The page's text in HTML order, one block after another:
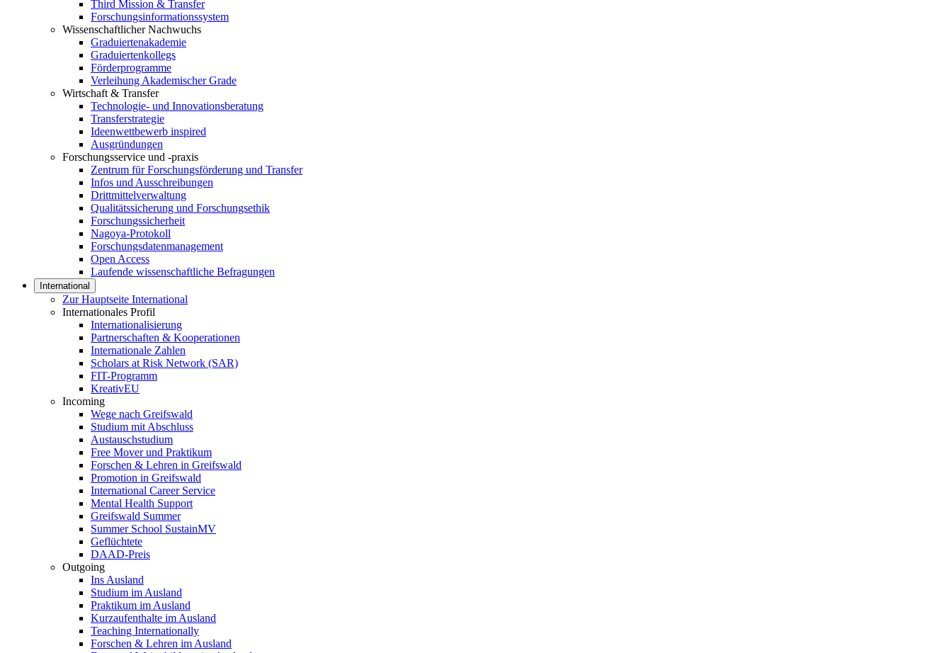
Third Mission & Transfer
Forschungsinformationssystem
Wissenschaftlicher Nachwuchs
Graduiertenakademie
Graduiertenkollegs
Förderprogramme
Verleihung Akademischer Grade
Wirtschaft & Transfer
Technologie- und Innovationsberatung
Transferstrategie
Ideenwettbewerb inspired
Ausgründungen
Forschungsservice und -praxis
Zentrum für Forschungsförderung und Transfer
Infos und Ausschreibungen
Drittmittelverwaltung
Qualitätssicherung und Forschungsethik
Forschungssicherheit
Nagoya-Protokoll
Forschungsdatenmanagement
Open Access
Laufende wissenschaftliche Befragungen
International
Zur Hauptseite International
Internationales Profil
Internationalisierung
Partnerschaften & Kooperationen
Internationale Zahlen
Scholars at Risk Network (SAR)
FIT-Programm
KreativEU
Incoming
Wege nach Greifswald
Studium mit Abschluss
Austauschstudium
Free Mover und Praktikum
Forschen & Lehren in Greifswald
Promotion in Greifswald
International Career Service
Mental Health Support
Greifswald Summer
Summer School SustainMV
Geflüchtete
DAAD-Preis
Outgoing
Ins Ausland
Studium im Ausland
Praktikum im Ausland
Kurzaufenthalte im Ausland
Teaching Internationally
Forschen & Lehren im Ausland